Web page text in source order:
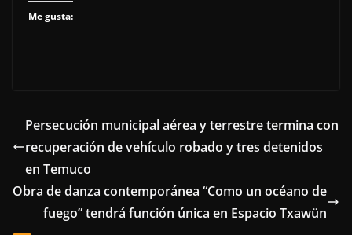
Me gusta:
Persecución municipal aérea y terrestre termina con
recuperación de vehículo robado y tres detenidos
en Temuco
Obra de danza contemporánea “Como un océano de
fuego” tendrá función única en Espacio Txawün